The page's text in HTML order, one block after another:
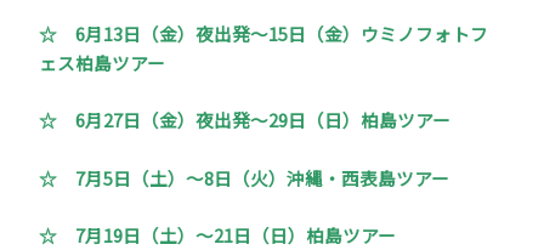
☆ 6月13日（金）夜出発～15日（金）ウミノフォトフ
ェス柏島ツアー
☆ 6月27日（金）夜出発～29日（日）柏島ツアー
☆ 7月5日（土）～8日（火）沖縄・西表島ツアー
☆ 7月19日（土）～21日（日）柏島ツアー